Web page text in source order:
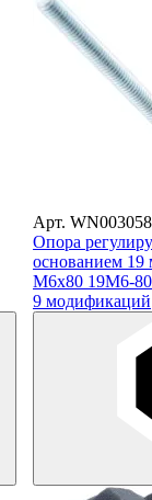
Арт.
Опора
основанием 19
М6х80 19М6-
9 модификаций